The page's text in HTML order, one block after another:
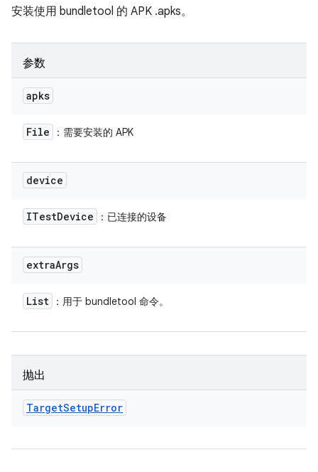
安装使用 bundletool 的 APK .apks。
参数
apks
File ：需要安装的 APK
device
ITestDevice ：已连接的设备
extraArgs
List ：用于 bundletool 命令。
抛出
TargetSetupError